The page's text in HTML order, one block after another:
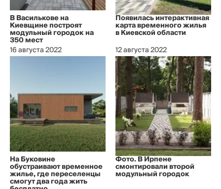
В Василькове на
Киевщине построят
модульный городок на
350 мест
16 августа 2022
Появилась интерактивная
карта временного жилья
в Киевской области
12 августа 2022
На Буковине
обустраивают временное
жилье, где переселенцы
смогут два года жить
Фото. В Ирпене
смонтировали второй
модульный городок